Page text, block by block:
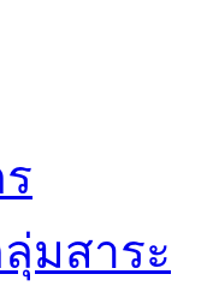
มสาระ